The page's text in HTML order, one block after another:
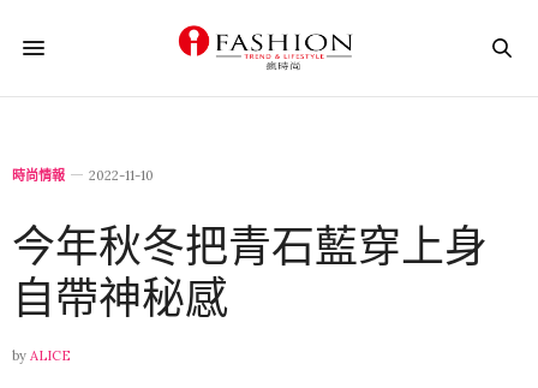
時尚情報 2022-11-10
今年秋冬把青石藍穿上身
自帶神秘感
by ALICE